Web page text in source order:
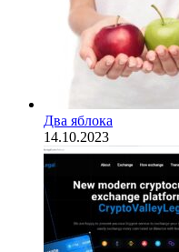
Два яблока
14.10.2023